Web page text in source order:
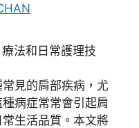
見的肩部疾病，尤
病症常常會引起肩
生活品質。本文將